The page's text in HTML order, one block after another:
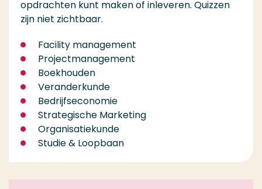
opdrachten kunt maken of inleveren. Quizzen
zijn niet zichtbaar.
Facility management
Projectmanagement
Boekhouden
Veranderkunde
Bedrijfseconomie
Strategische Marketing
Organisatiekunde
Studie & Loopbaan